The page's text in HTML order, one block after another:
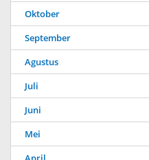
Oktober
September
Agustus
Juli
Juni
Mei